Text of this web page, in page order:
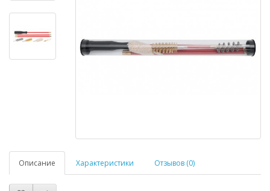
Описание Характеристики Отзывов (0)